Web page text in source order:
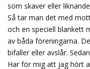
som skaver eller
Så tar man det med
och en speciell blankett
av båda föreningarna.
bifaller eller avslår.
Har för mig att jag hört